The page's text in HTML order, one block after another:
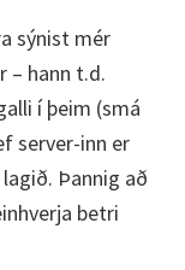
sýnist mér
– hann t.d.
í þeim (smá
server-inn er
Þannig að
betri